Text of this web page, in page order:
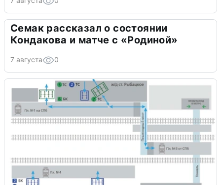
Семак рассказал о состоянии
Кондакова и матче с «Родиной»
7 августа 0